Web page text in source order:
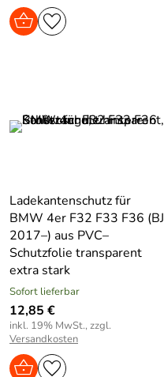
Ladekantenschutz für
BMW 4er F32 F33 F36 (BJ
2017–) aus PVC–
Schutzfolie transparent
extra stark
Sofort lieferbar
12,85 €
inkl. 19% MwSt., zzgl.
Versandkosten